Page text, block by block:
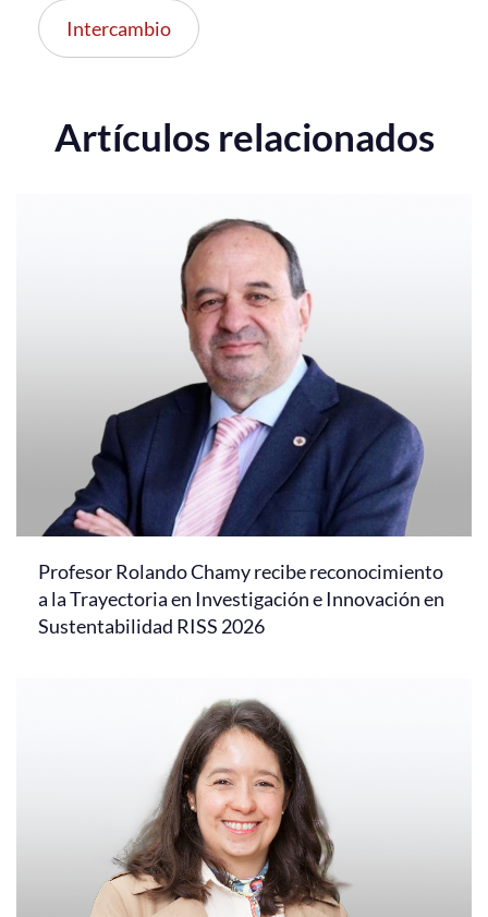
Intercambio
Artículos relacionados
Profesor Rolando Chamy recibe reconocimiento
a la Trayectoria en Investigación e Innovación en
Sustentabilidad RISS 2026